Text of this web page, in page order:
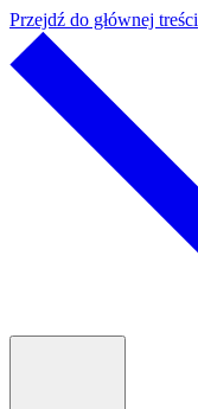
Przejdź do głównej treści